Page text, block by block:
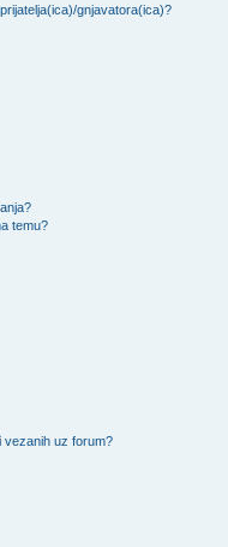
gnjavatora(ica)?
temu?
vezanih uz forum?